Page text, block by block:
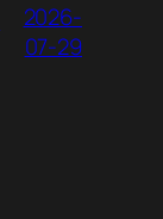
2026-
07-29